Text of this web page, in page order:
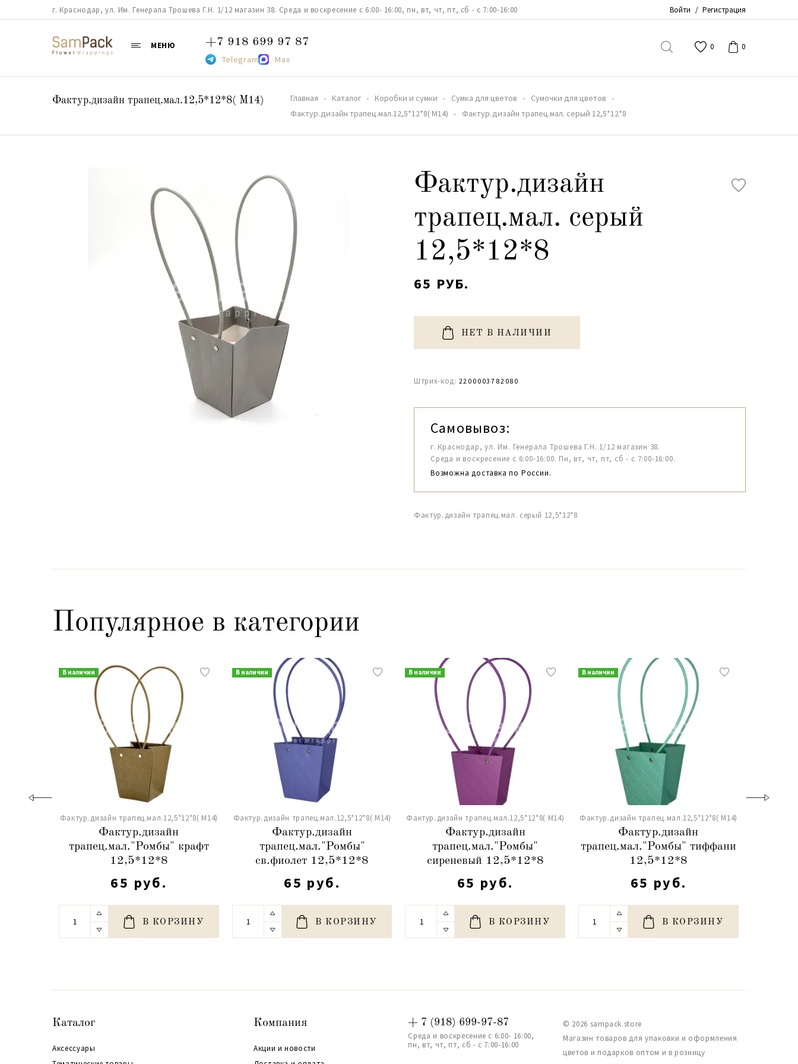
г. Краснодар, ул. Им. Генерала Трошева Г.Н. 1/12 магазин 38. Среда и воскресение с 6:00- 16:00, пн, вт, чт, пт, сб - с 7:00-16:00 Войти / Регистрация
МЕНЮ +7 918 699 97 87
Telegram Max
0 0
Фактур.дизайн трапец.мал.12,5*12*8( М14) Главная Каталог Коробки и сумки Сумка для цветов
Сумочки для цветов
Фактур.дизайн трапец.мал.12,5*12*8( М14)
Фактур.дизайн трапец.мал. серый 12,5*12*8
Фактур.дизайн
трапец.мал. серый
12,5*12*8
65 РУБ.
НЕТ В НАЛИЧИИ
Штрих-код: 2200003782080
Самовывоз:
г. Краснодар, ул. Им. Генерала Трошева Г.Н. 1/12 магазин 38.
Среда и воскресение с 6:00-16:00. Пн, вт, чт, пт, сб - с 7:00-16:00.
Возможна доставка по России.
Фактур.дизайн трапец.мал. серый 12,5*12*8
Популярное в категории
В наличии
Фактур.дизайн трапец.мал.12,5*12*8( М14)
Фактур.дизайн
трапец.мал."Ромбы" крафт
12,5*12*8
65 руб.
В КОРЗИНУ
В наличии
Фактур.дизайн трапец.мал.12,5*12*8( М14)
Фактур.дизайн
трапец.мал."Ромбы"
св.фиолет 12,5*12*8
65 руб.
В КОРЗИНУ
В наличии
Фактур.дизайн трапец.мал.12,5*12*8( М14)
Фактур.дизайн
трапец.мал."Ромбы"
сиреневый 12,5*12*8
65 руб.
В КОРЗИНУ
В наличии
Фактур.дизайн трапец.мал.12,5*12*8( М14)
Фактур.дизайн
трапец.мал."Ромбы" тиффани
12,5*12*8
65 руб.
В КОРЗИНУ
Каталог
Аксессуары
Компания
Акции и новости
+ 7 (918) 699-97-87
Среда и воскресение с 6:00- 16:00,
пн, вт, чт, пт, сб - с 7:00-16:00
© 2026 sampack.store
Магазин товаров для упаковки и оформления
цветов и подарков оптом и в розницу